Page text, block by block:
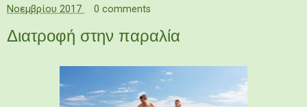
Νοεμβρίου 2017
0 comments
Διατροφή στην παραλία